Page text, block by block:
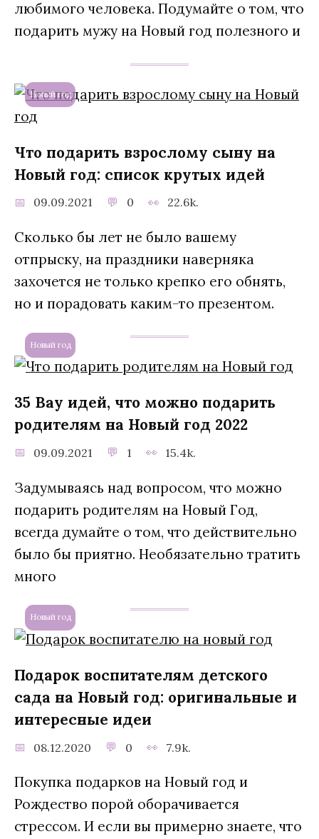
любимого человека. Подумайте о том, что
подарить мужу на Новый год полезного и
Новый год
Что подарить взрослому сыну на
Новый год: cписок крутых идей
09.09.2021 0 22.6k.
Сколько бы лет не было вашему
отпрыску, на праздники наверняка
захочется не только крепко его обнять,
но и порадовать каким-то презентом.
Новый год
35 Вау идей, что можно подарить
родителям на Новый год 2022
09.09.2021 1 15.4k.
Задумываясь над вопросом, что можно
подарить родителям на Новый Год,
всегда думайте о том, что действительно
было бы приятно. Необязательно тратить
много
Новый год
Подарок воспитателям детского
сада на Новый год: оригинальные и
интересные идеи
08.12.2020 0 7.9k.
Покупка подарков на Новый год и
Рождество порой оборачивается
стрессом. И если вы примерно знаете, что